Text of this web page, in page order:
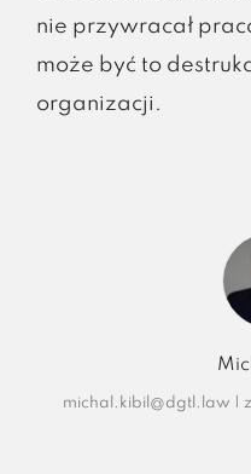
nie przywracał
może być to
organizacji.
michal.kibil@dgtl.law